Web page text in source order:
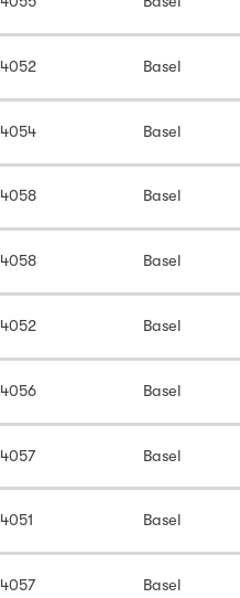
4052 Basel
4054 Basel
4058 Basel
4058 Basel
4052 Basel
4056 Basel
4057 Basel
4051 Basel
4057 Basel